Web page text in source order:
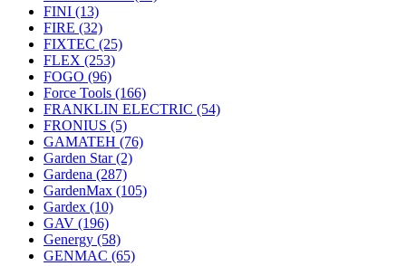
FINI (13)
FIRE (32)
FIXTEC (25)
FLEX (253)
FOGO (96)
Force Tools (166)
FRANKLIN ELECTRIC (54)
FRONIUS (5)
GAMATEH (76)
Garden Star(2)
Gardena (287)
GardenMax (105)
Gardex (10)
GAV (196)
Genergy (58)
GENMAC (65)